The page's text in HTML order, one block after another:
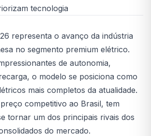
tecnologia
representa o avanço da indústria
no segmento premium elétrico.
de autonomia,
o modelo se posiciona como
mais completos da atualidade.
competitivo ao Brasil, tem
tornar um dos principais rivais dos
do mercado.